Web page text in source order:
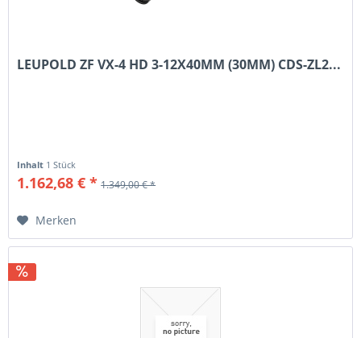
LEUPOLD ZF VX-4 HD 3-12X40MM (30MM) CDS-ZL2...
Inhalt 1 Stück
1.162,68 € * 1.349,00 € *
Merken